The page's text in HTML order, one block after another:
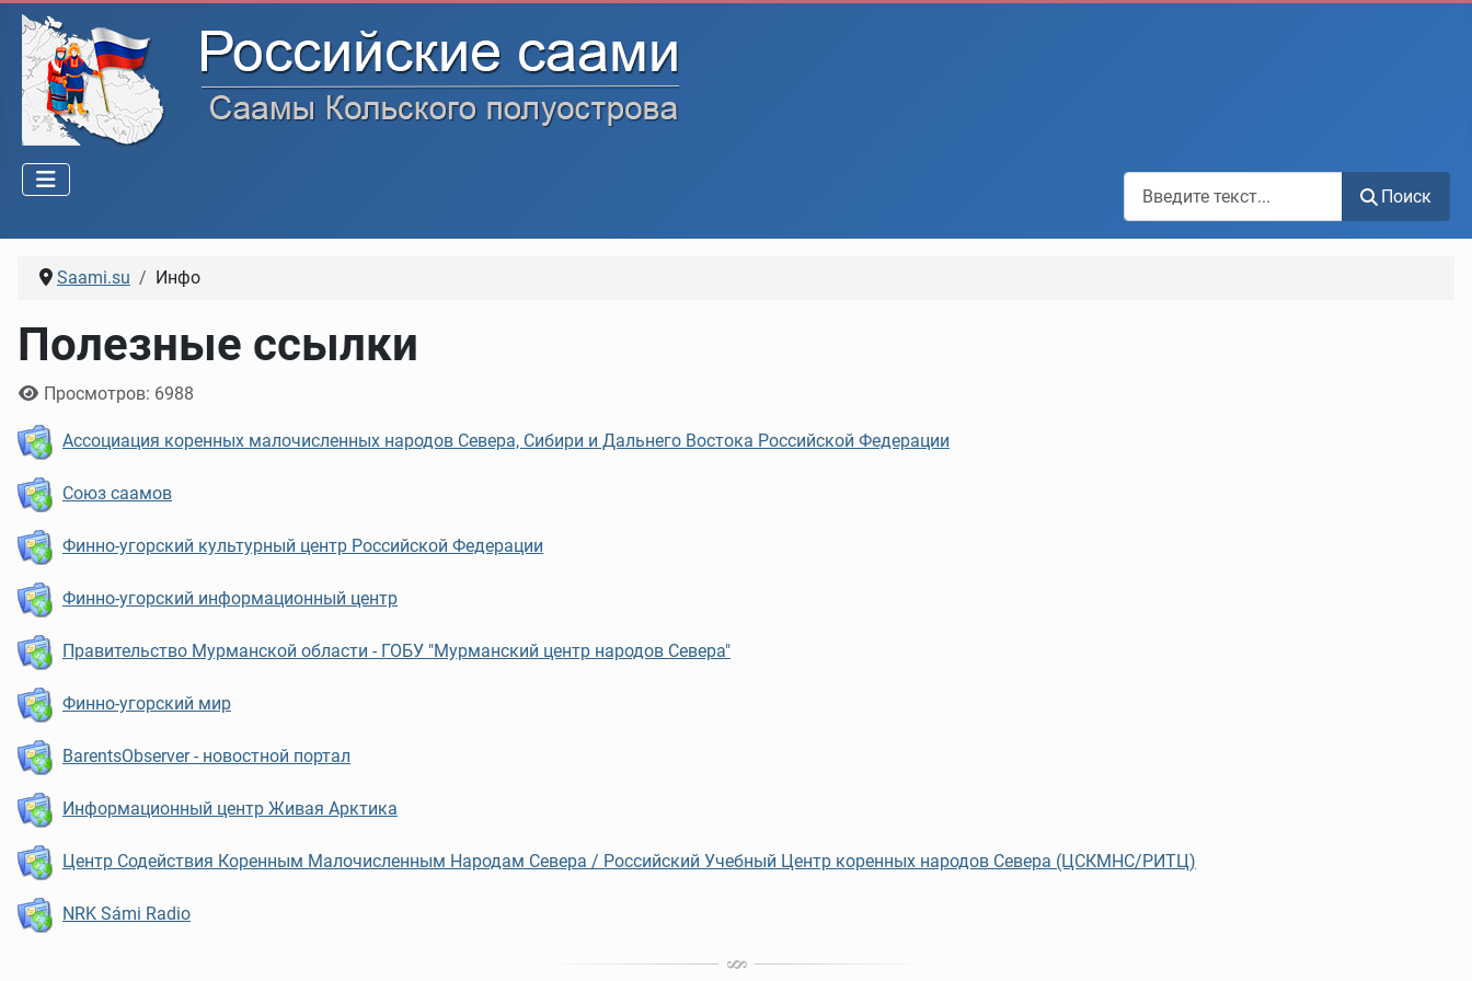
Поиск по сайту
Поиск
Saami.su Инфо
Полезные ссылки
Информация о материале
Просмотров: 6988
Ассоциация коренных малочисленных народов Севера, Сибири и Дальнего Востока Российской Федерации
Союз саамов
Финно-угорский культурный центр Российской Федерации
Финно-угорский информационный центр
Правительство Мурманской области - ГОБУ "Мурманский центр народов Севера"
Финно-угорский мир
BarentsObserver - новостной портал
Информационный центр Живая Арктика
Центр Содействия Коренным Малочисленным Народам Севера / Российский Учебный Центр коренных народов Севера (ЦСКМНС/РИТЦ)
NRK Sámi Radio